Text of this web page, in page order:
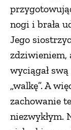
nogi i brała
Jego
zdziwieniem,
wyciągał
„walkę”. A
zachowanie
niezwykłym.